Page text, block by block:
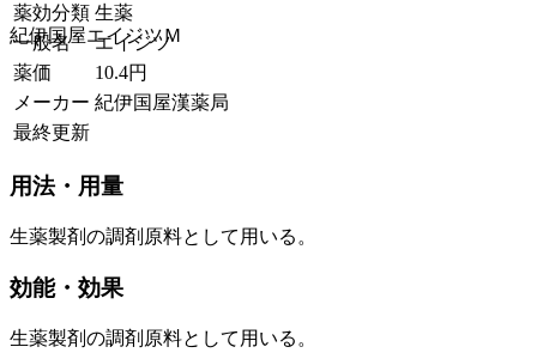
紀伊国屋エイジツＭ
薬効分類 生薬
一般名
エイジツ
薬価
10.4円
メーカー 紀伊国屋漢薬局
最終更新
用法・用量
生薬製剤の調剤原料として用いる。
効能・効果
生薬製剤の調剤原料として用いる。